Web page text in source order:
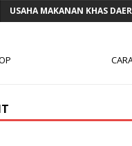
USAHA MAKANAN KHAS